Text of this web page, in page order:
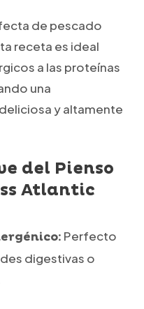
de pescado
receta es ideal
a las proteínas
una
y altamente
del Pienso
Atlantic
Perfecto
digestivas o